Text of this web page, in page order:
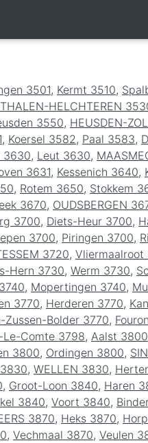
3501, Kermt 3510,
HELCHTEREN
3550, HEUSDEN-
, Koersel 3582 , Paal 3583,
3630, Leut 3630,
3631, Kessenich 3640,
, Rotem 3650, Stokkem
3670, OUDSBERGEN
3700, Diets-Heur 3700,
3700, Piringen 3700,
3720, Vliermaalroot
Hern 3730, Werm 3730,
, Mopertingen 3740,
3770, Herderen 3770,
Zussen-Bolder 3770,
Le-Comte 3798, Aalst 3800
3800, Ordingen 3800,
, WELLEN 3830,
, Groot-Loon 3840, Haren
3840, Voort 3840,
3870, Heks 3870,
, Vechmaal 3870, Veulen